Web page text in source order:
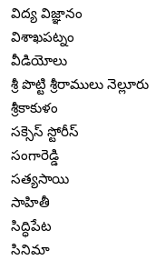
విద్య విజ్ఞానం
విశాఖపట్నం
వీడియోలు
శ్రీ పొట్టి శ్రీరాములు నెల్లూరు
శ్రీకాకుళం
సక్సెస్ స్టోరీస్
సంగారెడ్డి
సత్యసాయి
సాహితీ
సిద్ధిపేట
సినిమా